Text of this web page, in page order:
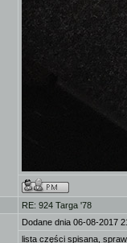
RE: 924 Targa '78
Dodane dnia 06-08-2017
lista części spisana,